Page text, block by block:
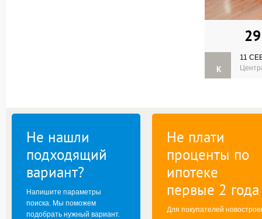
К
11
Не нашли
подходящий
вариант?
Напишите параметры
поиска. Мы поможем
подобрать нужный вариант.
Не плати
проценты по
ипотеке
первые 2 года
Для покупателей